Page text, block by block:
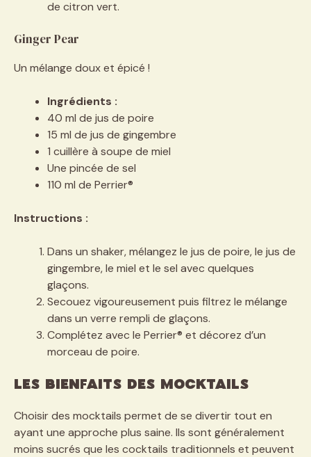
de citron vert.
Ginger Pear
Un mélange doux et épicé !
Ingrédients :
40 ml de jus de poire
15 ml de jus de gingembre
1 cuillère à soupe de miel
Une pincée de sel
110 ml de Perrier®
Instructions :
Dans un shaker, mélangez le jus de poire, le jus de
gingembre, le miel et le sel avec quelques
glaçons.
Secouez vigoureusement puis filtrez le mélange
dans un verre rempli de glaçons.
Complétez avec le Perrier® et décorez d’un
morceau de poire.
Les bienfaits des mocktails
Choisir des mocktails permet de se divertir tout en
ayant une approche plus saine. Ils sont généralement
moins sucrés que les cocktails traditionnels et peuvent